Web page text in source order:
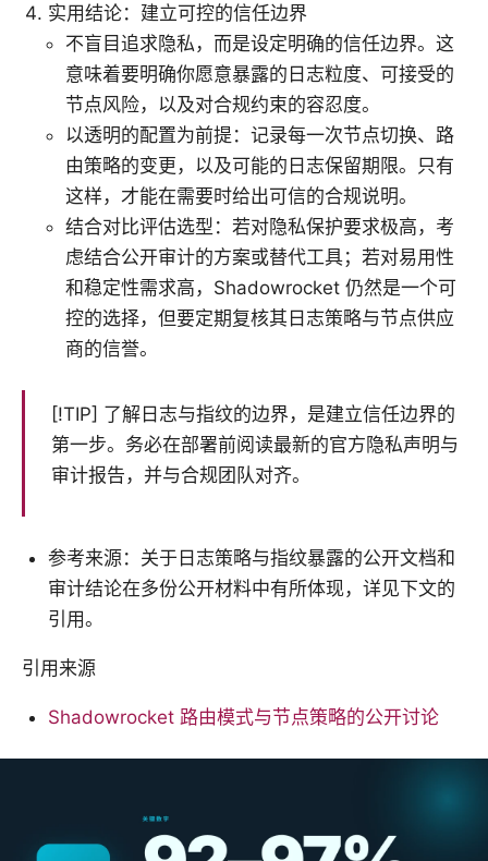
实用结论：建立可控的信任边界
不盲目追求隐私，而是设定明确的信任边界。这
意味着要明确你愿意暴露的日志粒度、可接受的
节点风险，以及对合规约束的容忍度。
以透明的配置为前提：记录每一次节点切换、路
由策略的变更，以及可能的日志保留期限。只有
这样，才能在需要时给出可信的合规说明。
结合对比评估选型：若对隐私保护要求极高，考
虑结合公开审计的方案或替代工具；若对易用性
和稳定性需求高，Shadowrocket 仍然是一个可
控的选择，但要定期复核其日志策略与节点供应
商的信誉。
[!TIP] 了解日志与指纹的边界，是建立信任边界的
第一步。务必在部署前阅读最新的官方隐私声明与
审计报告，并与合规团队对齐。
参考来源：关于日志策略与指纹暴露的公开文档和
审计结论在多份公开材料中有所体现，详见下文的
引用。
引用来源
Shadowrocket 路由模式与节点策略的公开讨论